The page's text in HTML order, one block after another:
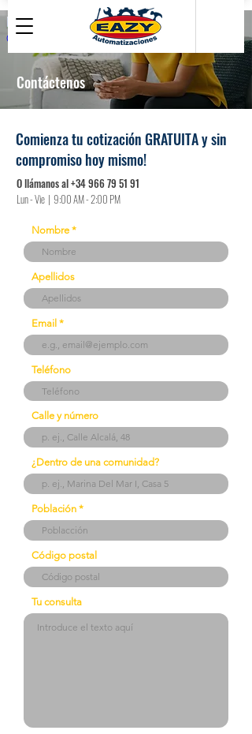
Contáctenos
Comienza tu cotización GRATUITA y sin
compromiso hoy mismo!
O llámanos al+34 966 79 51 91
Lun - Vie | 9:00 AM - 2:00 PM
Nombre
Apellidos
Email
Teléfono
Calle y número
¿Dentro de una comunidad?
Población
Código postal
Tu consulta